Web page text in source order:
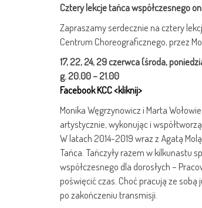
Cztery lekcje tańca współczesnego
Zapraszamy serdecznie na cztery
Centrum Choreograficznego, przez
17, 22, 24, 29 czerwca (środa,
g. 20.00 – 21.00
Facebook KCC <kliknij>
Monika Węgrzynowicz i Marta
artystycznie, wykonując i
W latach 2014-2019 wraz z Agatą
Tańca. Tańczyły razem w kilkunastu
współczesnego dla dorosłych –
poświęcić czas. Choć pracują ze
po zakończeniu transmisji.